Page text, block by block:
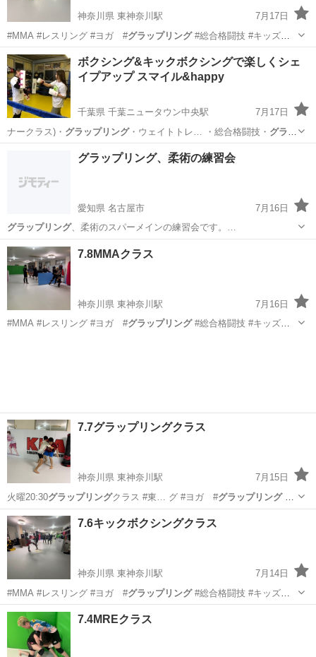
神奈川県 東神奈川駅
7月17日
#MMA #レスリング #ヨガ #グラップリング#総合格闘技 #キッズレ
スリン…
神奈川 横浜市 東神奈川駅 空手/他格闘技
キックボクシング
ボクシング&キックボクシングで楽しくシェ
イプアップ スマイル&happy
千葉県 千葉ニュータウン中央駅
7月17日
ナークラス)・ グラップリング・ウェイトトレ… ・総合格闘技・ グラッ
プリング・ウェイトトレ…千葉ニュータウン中央駅 美容健康
グラップリング、柔術の練習会
愛知県 名古屋市
7月16日
グラップリング、柔術のスパーメインの練習会です。…
愛知 名古屋市 空手/他格闘技
7.8MMAクラス
神奈川県 東神奈川駅
7月16日
#MMA #レスリング #ヨガ #グラップリング#総合格闘技 #キッズレ
7.7グラップリングクラス
神奈川県 東神奈川駅
7月15日
火曜20:30グラップリング クラス #東… グ #ヨガ #グラップリング#
総合格闘技…
神奈川 横浜市 東神奈川駅 空手/他格闘技
グラップリング
7.6キックボクシングクラス
神奈川県 東神奈川駅
7月14日
#MMA #レスリング #ヨガ #グラップリング#総合格闘技 #キッズレ
スリン…
神奈川 横浜市 東神奈川駅
キックボクシング
7.4MREクラス